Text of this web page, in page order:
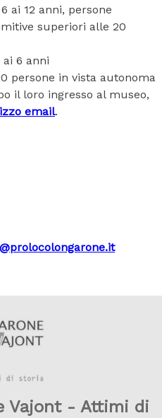
ai 12 anni, persone
superiori alle 20
6 anni
persone in vista autonoma
il loro ingresso al museo,
email.
Vajont - Attimi di